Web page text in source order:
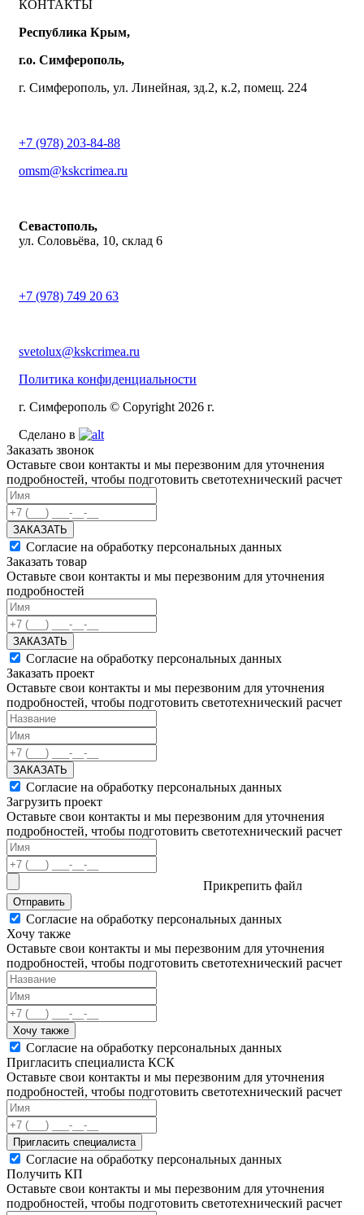
КОНТАКТЫ
Республика Крым,
г.о. Симферополь,
г. Симферополь, ул. Линейная, зд.2, к.2, помещ. 224
+7 (978) 203-84-88
omsm@kskcrimea.ru
Севастополь,
ул. Соловьёва, 10, склад 6
+7 (978) 749 20 63
svetolux@kskcrimea.ru
Политика конфиденциальности
г. Симферополь © Copyright 2026 г.
Сделано в
Заказать звонок
Оставьте свои контакты и мы перезвоним для уточнения
подробностей, чтобы подготовить светотехнический расчет
ЗАКАЗАТЬ
Согласие на обработку персональных данных
Заказать товар
Оставьте свои контакты и мы перезвоним для уточнения
подробностей
ЗАКАЗАТЬ
Согласие на обработку персональных данных
Заказать проект
Оставьте свои контакты и мы перезвоним для уточнения
подробностей, чтобы подготовить светотехнический расчет
ЗАКАЗАТЬ
Согласие на обработку персональных данных
Загрузить проект
Оставьте свои контакты и мы перезвоним для уточнения
подробностей, чтобы подготовить светотехнический расчет
Прикрепить файл
Отправить
Согласие на обработку персональных данных
Хочу также
Оставьте свои контакты и мы перезвоним для уточнения
подробностей, чтобы подготовить светотехнический расчет
Хочу также
Согласие на обработку персональных данных
Пригласить специалиста КСК
Оставьте свои контакты и мы перезвоним для уточнения
подробностей, чтобы подготовить светотехнический расчет
Пригласить специалиста
Согласие на обработку персональных данных
Получить КП
Оставьте свои контакты и мы перезвоним для уточнения
подробностей, чтобы подготовить светотехнический расчет